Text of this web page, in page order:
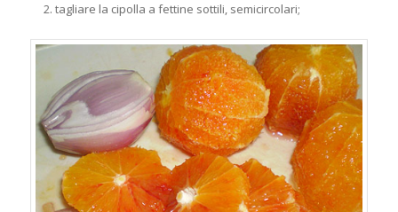
tagliare la cipolla a fettine sottili, semicircolari;